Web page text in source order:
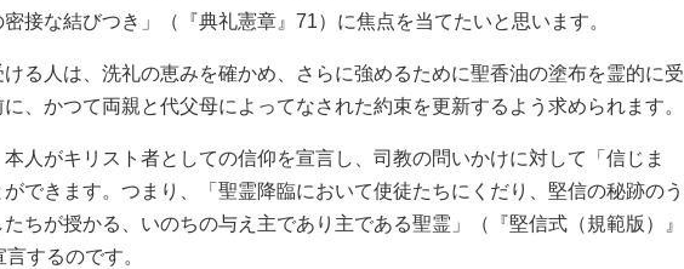
密接な結びつき」（『典礼憲章』71）に焦点を当てたいと思います。
る人は、洗礼の恵みを確かめ、さらに強めるために聖香油の塗布を霊的に受
、かつて両親と代父母によってなされた約束を更新するよう求められます。
人がキリスト者としての信仰を宣言し、司教の問いかけに対して「信じま
できます。つまり、「聖霊降臨において使徒たちにくだり、堅信の秘跡のう
ちが授かる、いのちの与え主であり主である聖霊」（『堅信式（規範版）』
するのです。